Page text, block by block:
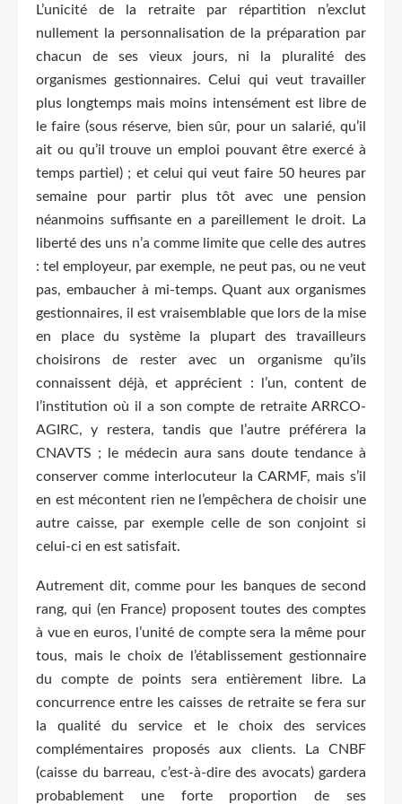
L’unicité de la retraite par répartition n’exclut
nullement la personnalisation de la préparation par
chacun de ses vieux jours, ni la pluralité des
organismes gestionnaires. Celui qui veut travailler
plus longtemps mais moins intensément est libre de
le faire (sous réserve, bien sûr, pour un salarié, qu’il
ait ou qu’il trouve un emploi pouvant être exercé à
temps partiel) ; et celui qui veut faire 50 heures par
semaine pour partir plus tôt avec une pension
néanmoins suffisante en a pareillement le droit. La
liberté des uns n’a comme limite que celle des autres
: tel employeur, par exemple, ne peut pas, ou ne veut
pas, embaucher à mi-temps. Quant aux organismes
gestionnaires, il est vraisemblable que lors de la mise
en place du système la plupart des travailleurs
choisirons de rester avec un organisme qu’ils
connaissent déjà, et apprécient : l’un, content de
l’institution où il a son compte de retraite ARRCO-
AGIRC, y restera, tandis que l’autre préférera la
CNAVTS ; le médecin aura sans doute tendance à
conserver comme interlocuteur la CARMF, mais s’il
en est mécontent rien ne l’empêchera de choisir une
autre caisse, par exemple celle de son conjoint si
celui-ci en est satisfait.
Autrement dit, comme pour les banques de second
rang, qui (en France) proposent toutes des comptes
à vue en euros, l’unité de compte sera la même pour
tous, mais le choix de l’établissement gestionnaire
du compte de points sera entièrement libre. La
concurrence entre les caisses de retraite se fera sur
la qualité du service et le choix des services
complémentaires proposés aux clients. La CNBF
(caisse du barreau, c’est-à-dire des avocats) gardera
probablement une forte proportion de ses